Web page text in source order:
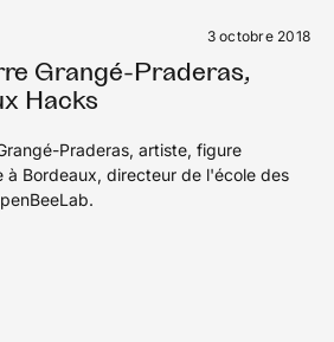
3 octobre 2018
Grangé-Praderas,
Hacks
Praderas, artiste, figure
à Bordeaux, directeur de l'école des